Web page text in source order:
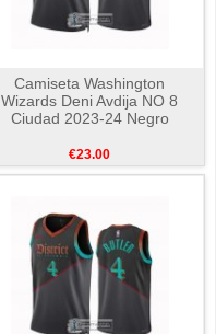
Camiseta Washington
Wizards Deni Avdija NO 8
Ciudad 2023-24 Negro
€23.00